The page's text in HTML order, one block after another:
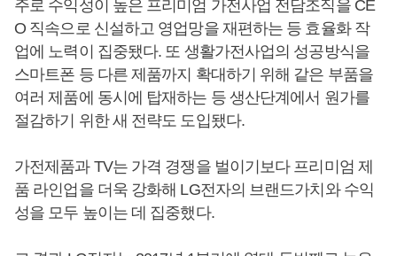
주로 수익성이 높은 프리미엄 가전사업 전담조직을 CE
O 직속으로 신설하고 영업망을 재편하는 등 효율화 작
업에 노력이 집중됐다. 또 생활가전사업의 성공방식을
스마트폰 등 다른 제품까지 확대하기 위해 같은 부품을
여러 제품에 동시에 탑재하는 등 생산단계에서 원가를
절감하기 위한 새 전략도 도입됐다.
가전제품과 TV는 가격 경쟁을 벌이기보다 프리미엄 제
품 라인업을 더욱 강화해 LG전자의 브랜드가치와 수익
성을 모두 높이는 데 집중했다.